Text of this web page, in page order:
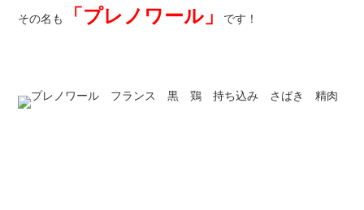
その名も 「プレノワール」 です！